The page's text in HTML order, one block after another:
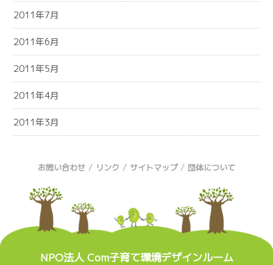
2011年7月
2011年6月
2011年5月
2011年4月
2011年3月
お問い合わせ / リンク / サイトマップ / 団体について
NPO法人 Com子育て環境デザインルーム